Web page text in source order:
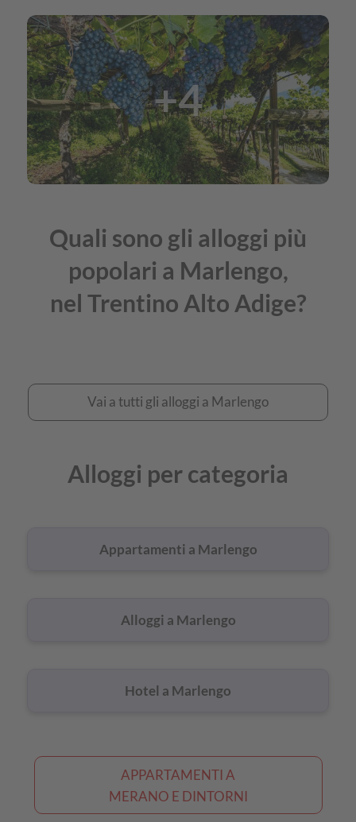
+4
Quali sono gli alloggi più
popolari a Marlengo,
nel Trentino Alto Adige?
Vai
a
Marlengo
Vai a tutti gli alloggi a Marlengo
Alloggi per categoria
Appartamenti a Marlengo
Alloggi a Marlengo
Hotel a Marlengo
APPARTAMENTI A
MERANO E DINTORNI